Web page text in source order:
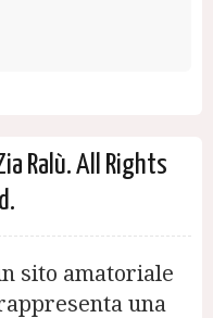
Ralù. All Rights
sito amatoriale
una